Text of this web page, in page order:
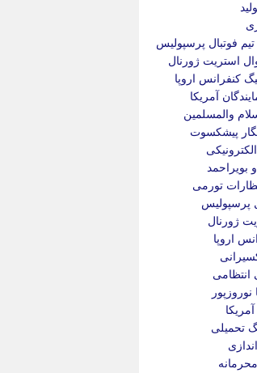
فوتبال پرسپولیس
استریت ژورنال
کنفرانس اروپا
آمریکا
والمسلمین
پیشکسوت
بویراحمد
تورمی
پرسپولیس
ژورنال
اروپا
انتظامی
آمریکا
تحمیلی